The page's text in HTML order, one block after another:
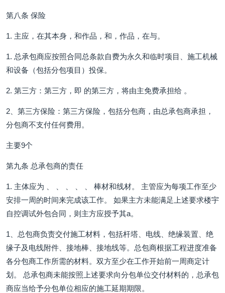
第八条 保险
1. 主应，在其本身，和作品，和，作品，在与。
1. 总承包商应按照合同总条款自费为永久和临时项目、施工机械
和设备（包括分包项目）投保。
2. 第三方：第三方，即 的第三方，将由主免费承担给 。
2、第三方保险：第三方保险，包括分包商，由总承包商承担，
分包商不支付任何费用。
主要9个
第九条 总承包商的责任
1. 主体应为 、 、 、 、 、 棒材和线材。 主管应为每项工作至少
安排一周的时间来完成该工作。 如果主方未能满足上述要求楼宇
自控调试外包合同，则主方应授予其a。
1、总包商负责交付施工材料，包括杆塔、电线、绝缘装置、绝
缘子及电线附件、接地棒、接地线等。总包商根据工程进度准备
各分包商工作所需的材料。双方至少在工作开始前一周商定计
划。 总承包商未能按照上述要求向分包单位交付材料的，总承包
商应当给予分包单位相应的施工延期期限。